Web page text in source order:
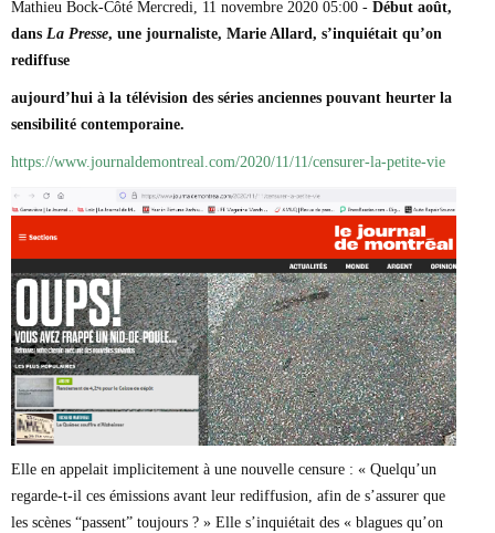
Marie-Eve Doyon
Mathieu Bock Côté
Philippe Léger
Pierre Martin
Richard Béliveau
Richard Martineau
Réjean Parent
Sophie Durocher
Thomas Mulcair
Véronyque Tremblay
Mathieu Bock-Côté Mercredi, 11 novembre 2020 05:00 - Début août,
dans La Presse, une journaliste, Marie Allard, s’inquiétait qu’on
rediffuse
aujourd’hui à la télévision des séries anciennes pouvant heurter la
sensibilité contemporaine.
https://www.journaldemontreal.com/2020/11/11/censurer-la-petite-vie
Elle en appelait implicitement à une nouvelle censure : « Quelqu’un
regarde-t-il ces émissions avant leur rediffusion, afin de s’assurer que
les scènes “passent” toujours ? » Elle s’inquiétait des « blagues qu’on